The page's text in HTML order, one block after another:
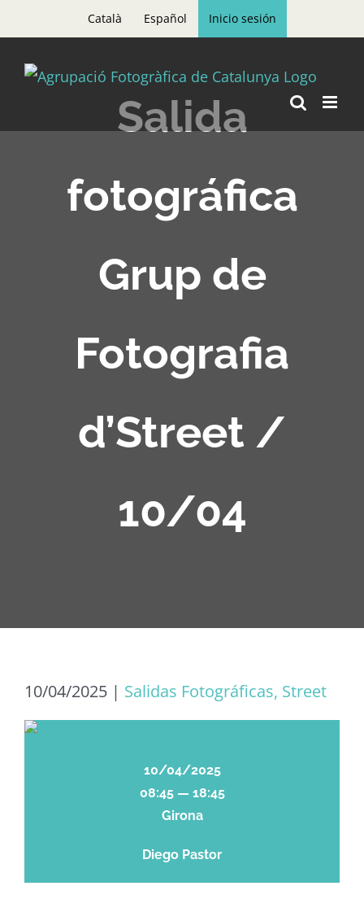
to
content
Català Español Inicio sesión
Salida
fotográfica
Grup de
Fotografia
d’Street /
10/04
10/04/2025 | Salidas Fotográficas, Street
10/04/2025
08:45 — 18:45
Girona
Diego Pastor